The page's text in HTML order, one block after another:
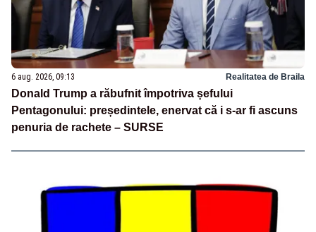
6 aug. 2026, 09:13 Realitatea de Braila
Donald Trump a răbufnit împotriva șefului
Pentagonului: președintele, enervat că i s-ar fi ascuns
penuria de rachete – SURSE